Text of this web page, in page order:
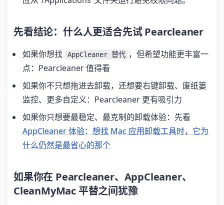
先看结论：什么人更适合先试 Pearcleaner
如果你想找 AppCleaner 替代 ，但希望功能更丰富一
点：Pearcleaner 值得看
如果你不只想拖进去卸载，还想要右键卸载、废纸篓
监控、更多自定义：Pearcleaner 更有吸引力
如果你只想要最稳定、最克制的卸载体验：先看
AppCleaner 体验：想找 Mac 应用卸载工具时，它为
什么仍然是最省心的那个
如果你在 Pearcleaner、AppCleaner、
CleanMyMac 平替之间犹豫